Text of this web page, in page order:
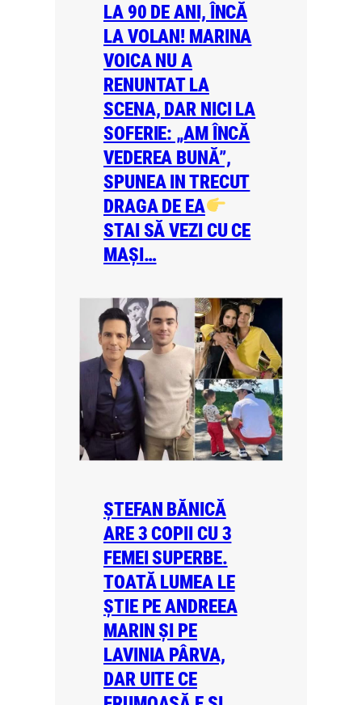
LA 90 DE ANI, ÎNCĂ
LA VOLAN! MARINA
VOICA NU A
RENUNTAT LA
SCENA, DAR NICI LA
SOFERIE: „AM ÎNCĂ
VEDEREA BUNĂ”,
SPUNEA IN TRECUT
DRAGA DE EA
STAI SĂ VEZI CU CE
MAȘI…
ȘTEFAN BĂNICĂ
ARE 3 COPII CU 3
FEMEI SUPERBE.
TOATĂ LUMEA LE
ȘTIE PE ANDREEA
MARIN ȘI PE
LAVINIA PÂRVA,
DAR UITE CE